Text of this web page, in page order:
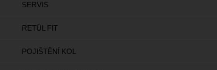
SERVIS
RETÜL FIT
POJIŠTĚNÍ KOL